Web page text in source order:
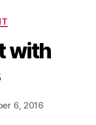
with
6, 2016